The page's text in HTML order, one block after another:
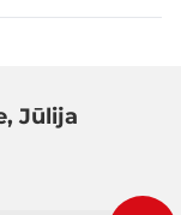
Jūlija